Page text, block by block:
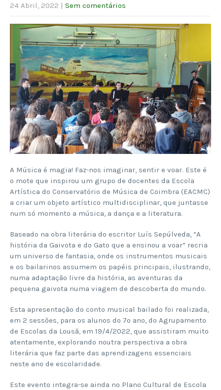
24 Abril, 2022 | Sem comentários
A Música é magia! Faz-nos imaginar, sentir e voar. Este é
o mote que inspirou um grupo de docentes da Escola
Artística do Conservatório de Música de Coimbra (EACMC)
a criar um objeto artístico multidisciplinar, que juntasse
num só momento a música, a dança e a literatura.
Baseado na obra literária do escritor Luís Sepúlveda, “A
história da Gaivota e do Gato que a ensinou a voar” recria
um universo de fantasia, onde os instrumentos musicais
e os bailarinos assumem os papéis principais, ilustrando,
numa adaptação livre da história, as aventuras da
pequena gaivota numa viagem de descoberta do mundo.
Esta apresentação do conto musical bailado foi realizada,
em 2 sessões, para os alunos do 7º ano, do Agrupamento
de Escolas da Lousã, em 19/4/2022, que assistiram muito
atentamente, explorando noutra perspectiva a obra
literária que faz parte das aprendizagens essenciais
neste ano de escolaridade.
Este evento integra-se ainda no Plano Cultural de Escola